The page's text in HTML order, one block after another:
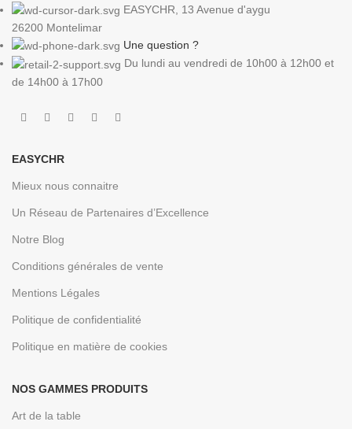
EASYCHR, 13 Avenue d'aygu
26200 Montelimar
Une question ?
Du lundi au vendredi de 10h00 à 12h00 et
de 14h00 à 17h00
EASYCHR
Mieux nous connaitre
Un Réseau de Partenaires d’Excellence
Notre Blog
Conditions générales de vente
Mentions Légales
Politique de confidentialité
Politique en matière de cookies
NOS GAMMES PRODUITS
Art de la table